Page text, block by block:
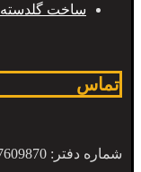
ساخت گلدسته
تماس
شماره دفتر: 05137609870